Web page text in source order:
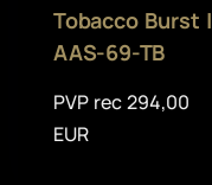
Tobacco Burst |
AAS-69-TB
PVP rec 294,00
EUR